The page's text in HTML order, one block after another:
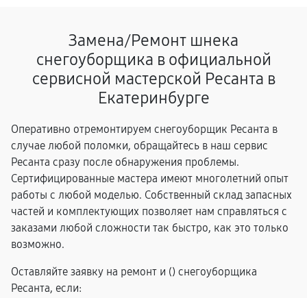
Замена/Pемонт шнека
снегоуборщика в официальной
сервисной мастерской Ресанта в
Екатеринбурге
Оперативно отремонтируем снегоуборщик Ресанта в
случае любой поломки, обращайтесь в наш сервис
Ресанта сразу после обнаружения проблемы.
Сертифицированные мастера имеют многолетний опыт
работы с любой моделью. Собственный склад запасных
частей и комплектующих позволяет нам справляться с
заказами любой сложности так быстро, как это только
возможно.
Оставляйте заявку на ремонт и () снегоуборщика
Ресанта, если: